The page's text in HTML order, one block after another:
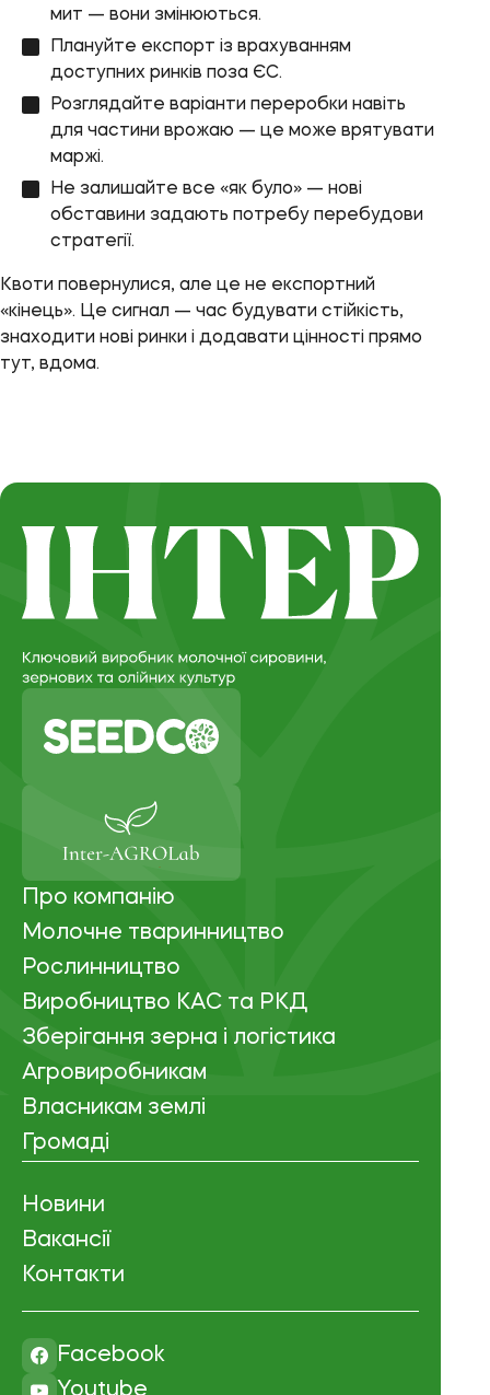
мит — вони змінюються.
Плануйте експорт із врахуванням
доступних ринків поза ЄС.
Розглядайте варіанти переробки навіть
для частини врожаю — це може врятувати
маржі.
Не залишайте все «як було» — нові
обставини задають потребу перебудови
стратегії.
Квоти повернулися, але це не експортний
«кінець». Це сигнал — час будувати стійкість,
знаходити нові ринки і додавати цінності прямо
тут, вдома.
Про компанію
Молочне тваринництво
Рослинництво
Виробництво КАС та РКД
Зберігання зерна і логістика
Агровиробникам
Власникам землі
Громаді
Новини
Вакансії
Контакти
Facebook
Youtube